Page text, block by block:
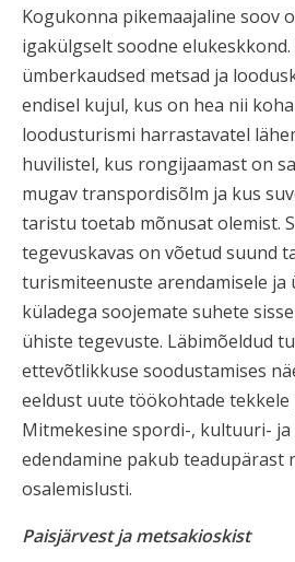
Kogukonna pikemaajaline soov
igakülgselt soodne elukeskkond.
ümberkaudsed metsad ja
endisel kujul, kus on hea nii
loodusturismi harrastavatel
huvilistel, kus rongijaamast on
mugav transpordisõlm ja kus
taristu toetab mõnusat olemist.
tegevuskavas on võetud suund
turismiteenuste arendamisele ja
küladega soojemate suhete
ühiste tegevuste. Läbimõeldud
ettevõtlikkuse soodustamises
eeldust uute töökohtade tekkele
Mitmekesine spordi-, kultuuri-
edendamine pakub teadupärast
osalemislusti.
Paisjärvest ja metsakioskist